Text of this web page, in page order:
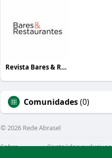
Revista Bares & Restaurantes
Comunidades(0)
© 2026 Rede Abrasel
Sobre Conteúdos exclusivos